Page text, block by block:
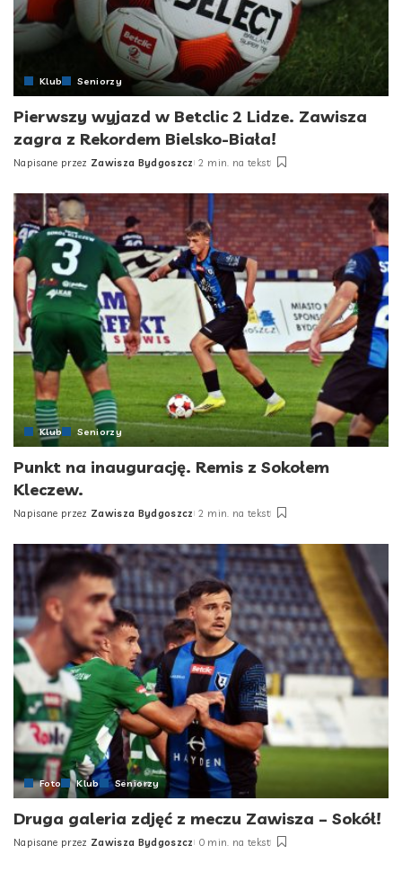
Klub Seniorzy
Pierwszy wyjazd w Betclic 2 Lidze. Zawisza
zagra z Rekordem Bielsko-Biała!
Posted
Napisane przez Zawisza Bydgoszcz 2 min. na tekst
Klub Seniorzy
Punkt na inaugurację. Remis z Sokołem
Kleczew.
Posted
Napisane przez Zawisza Bydgoszcz 2 min. na tekst
Foto Klub Seniorzy
Druga galeria zdjęć z meczu Zawisza – Sokół!
Posted
Napisane przez Zawisza Bydgoszcz 0 min. na tekst